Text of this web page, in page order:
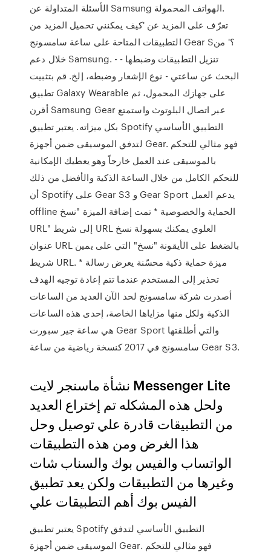
الأسئلة المتداولة عن Samsung الهواتف المحمولة‎.
تعرّف على المزيد عن 'كيف يمكنني تحميل المزيد من
التطبيقات المتاحة على ساعة سامسونج Gear S؟' من
خلال دعم Samsung. - تنزيل التطبيقات وضبطها -
البحث عن ساعتي - نوع الإشعار وضبطه، إلخ. قم بتثبيت
تطبيق Galaxy Wearable على جهازك المحمول، ثم
أقرن Samsung Gear عبر اتصال البلوتوث واستمتع
بكل ميزاته. يعتبر تطبيق Spotify التطبيق الأساسي
لتدفق الموسيقى ضمن أجهزة Gear. فهو مثالي للتحكم
بالموسيقى عند العمل خارجاً وهو يعطيك الإمكانية
للتحكم الكامل من خلال الساعة الذكية والأفضل من ذلك
أن Spotify على Gear S3 و Gear Sport يدعم العمل
offline الحماية والخصوصية * تمت إضافة الميزة "نسخ
URL" إلى شريط URL العلوي يمكنك بسهولة نسخ
عنوان URL بالضغط على الأيقونة "نسخ" التي على يمين
شريط URL. * ميزة حماية ذكية محسّنة يعرض رسالة
تحذير إلى المستخدم عندما تتم إعادة توجيه الهدف
أصدرت شركة سامسونج لحد الآن العديد من الساعات
الذكية ولكل منها مزاياها الخاصة، إحدى هذه الساعات
هي ساعة جير سبورت Gear Sport والتي أطلقتها
سامسونج في 2017 كنسخة رياضية من ساعة Gear S3.
نشأة ماسنجر لايت Messenger Lite
ولحل هذه المشكله تم إختراع العديد
من التطبيقات قادرة علي توصيل وحل
هذا الغرض ومن هذه التطبيقات
الواتساب والفيس بوك والسناب شات
وغيرها من التطبيقات ولكن يعد تطبيق
الفيس بوك أهم التطبيقات علي
يعتبر تطبيق Spotify التطبيق الأساسي لتدفق
الموسيقى ضمن أجهزة Gear. فهو مثالي للتحكم